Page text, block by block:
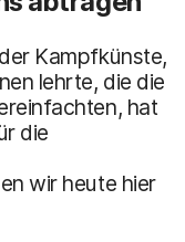
Kampfkünste,
lehrte, die die
hat
die
wir heute hier